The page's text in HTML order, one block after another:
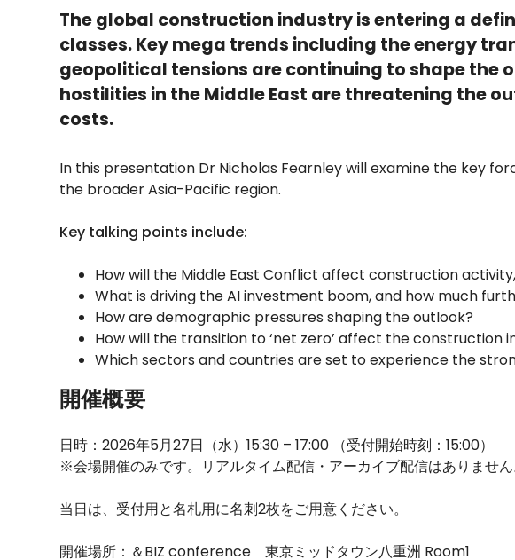
The global construction industry is entering a
classes. Key mega trends including the energy
geopolitical tensions are continuing to shape the
hostilities in the Middle East are threatening the
costs.
In this presentation Dr Nicholas Fearnley will examine the key
the broader Asia-Pacific region.
Key talking points include:
How will the Middle East Conflict affect construction
What is driving the AI investment boom, and how much
How are demographic pressures shaping the outlook?
How will the transition to ‘net zero’ affect the construction
Which sectors and countries are set to experience the
開催概要
日時：2026年5月27日（水）15:30 – 17:00 （受付開始時刻：15:00）
※会場開催のみです。リアルタイム配信・アーカイブ配信はありません
当日は、受付用と名札用に名刺2枚をご用意ください。
開催場所：＆BIZ conference 東京ミッドタウン八重洲 Room1